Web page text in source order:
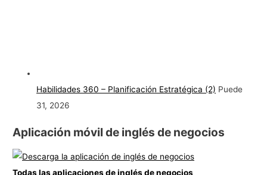
Habilidades 360 – Planificación Estratégica (2) Puede
31, 2026
Aplicación móvil de inglés de negocios
Todas las aplicaciones de inglés de negocios